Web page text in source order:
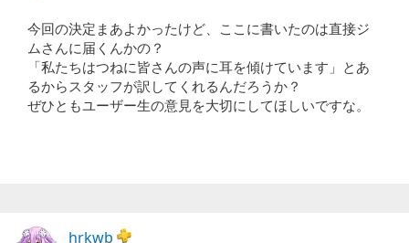
今回の決定まあよかったけど、ここに書いたのは直接ジ
ムさんに届くんかの？
「私たちはつねに皆さんの声に耳を傾けています」とあ
るからスタッフが訳してくれるんだろうか？
ぜひともユーザー生の意見を大切にしてほしいですな。
hrkwb